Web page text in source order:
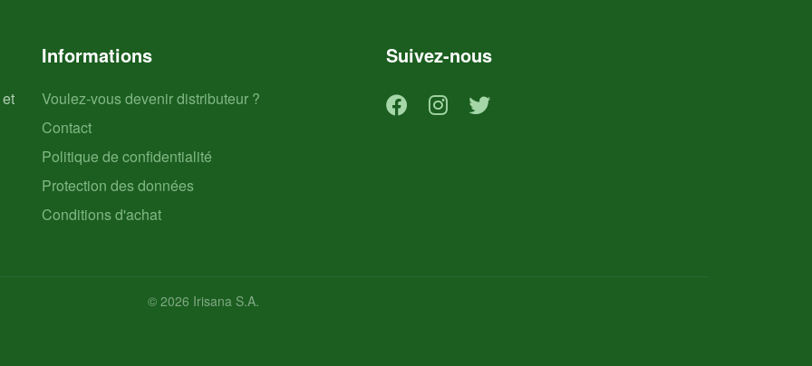
Informations
Voulez-vous devenir distributeur ?
Contact
Politique de confidentialité
Protection des données
Conditions d'achat
Suivez-nous
© 2026 Irisana S.A.